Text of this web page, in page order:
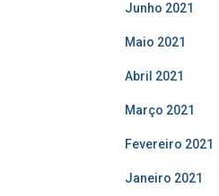
Junho 2021
Maio 2021
Abril 2021
Março 2021
Fevereiro 2021
Janeiro 2021